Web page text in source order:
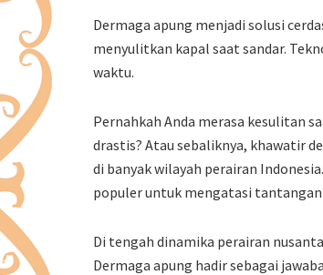
Dermaga apung menjadi solusi
menyulitkan kapal saat sandar.
waktu.
Pernahkah Anda merasa kesulitan
drastis? Atau sebaliknya, khawatir
di banyak wilayah perairan
populer untuk mengatasi
Di tengah dinamika perairan
Dermaga apung hadir sebagai